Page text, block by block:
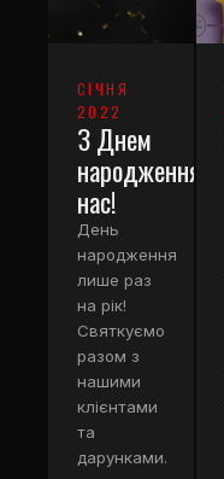
СІЧНЯ
2022
З Днем
народження
нас!
День
народження
лише раз
на рік!
Святкуємо
разом з
нашими
клієнтами
та
дарунками.